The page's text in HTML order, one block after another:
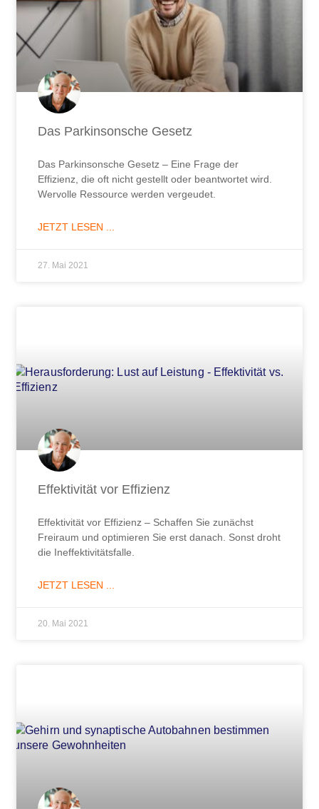
Das Parkinsonsche Gesetz
Das Parkinsonsche Gesetz – Eine Frage der
Effizienz, die oft nicht gestellt oder beantwortet wird.
Wervolle Ressource werden vergeudet.
JETZT LESEN ...
27. Mai 2021
Effektivität vor Effizienz
Effektivität vor Effizienz – Schaffen Sie zunächst
Freiraum und optimieren Sie erst danach. Sonst droht
die Ineffektivitätsfalle.
JETZT LESEN ...
20. Mai 2021